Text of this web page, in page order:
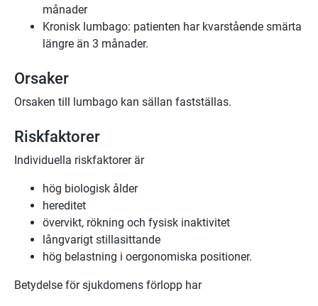
månader
Kronisk lumbago: patienten har kvarstående smärta
längre än 3 månader.
Orsaker
Orsaken till lumbago kan sällan fastställas.
Riskfaktorer
Individuella riskfaktorer är
hög biologisk ålder
hereditet
övervikt, rökning och fysisk inaktivitet
långvarigt stillasittande
hög belastning i oergonomiska positioner.
Betydelse för sjukdomens förlopp har